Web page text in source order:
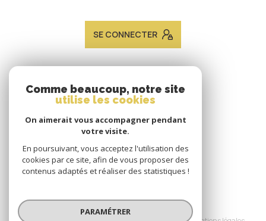
SE CONNECTER
ADHÉRENTS
Nous adhérons
Comme beaucoup, notre site
utilise les cookies
On aimerait vous accompagner pendant
votre visite.
En poursuivant, vous acceptez l'utilisation des
cookies par ce site, afin de vous proposer des
contenus adaptés et réaliser des statistiques !
PARAMÉTRER